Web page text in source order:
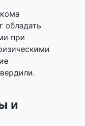
обладать
при
и